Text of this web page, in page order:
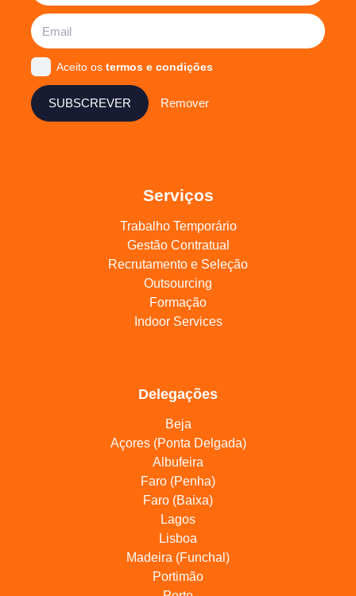
Serviços
Trabalho Temporário
Gestão Contratual
Recrutamento e Seleção
Outsourcing
Formação
Indoor Services
Delegações
Beja
Açores (Ponta Delgada)
Albufeira
Faro (Penha)
Faro (Baixa)
Lagos
Lisboa
Madeira (Funchal)
Portimão
Aceito ostermos e condições
SUBSCREVER Remover